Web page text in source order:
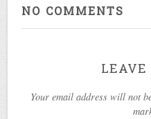
NO COMMENTS
LEAVE
Your email address will not